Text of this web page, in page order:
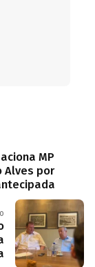
MP
Alves por